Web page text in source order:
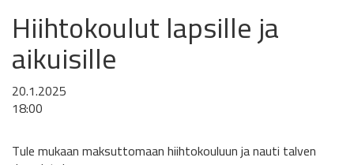
Hiihtokoulut lapsille ja
aikuisille
20.1.2025
18:00
Tule mukaan maksuttomaan hiihtokouluun ja nauti talven